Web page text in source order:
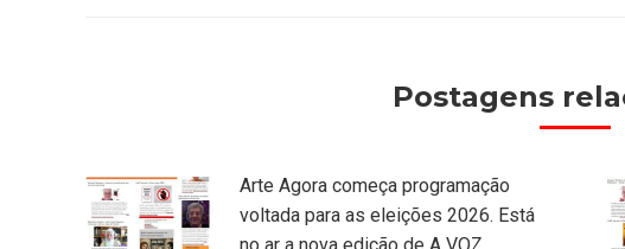
Postagens
Arte Agora começa programação
voltada para as eleições 2026. Está